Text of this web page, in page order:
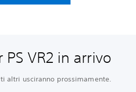
PS VR2 in arrivo
altri usciranno prossimamente.